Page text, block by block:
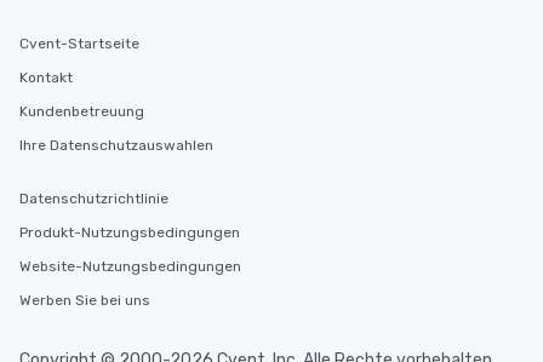
Cvent-Startseite
Kontakt
Kundenbetreuung
Ihre Datenschutzauswahlen
Datenschutzrichtlinie
Produkt-Nutzungsbedingungen
Website-Nutzungsbedingungen
Werben Sie bei uns